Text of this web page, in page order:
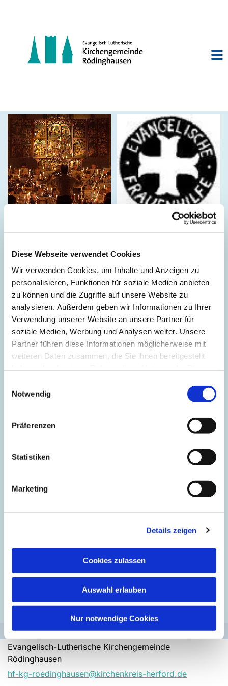
Diese Webseite verwendet Cookies
Wir verwenden Cookies, um Inhalte und Anzeigen zu
personalisieren, Funktionen für soziale Medien anbieten
zu können und die Zugriffe auf unsere Website zu
analysieren. Außerdem geben wir Informationen zu Ihrer
Verwendung unserer Website an unsere Partner für
soziale Medien, Werbung und Analysen weiter. Unsere
Partner führen diese Informationen möglicherweise mit
weiteren Daten zusammen, die Sie ihnen bereitgestellt
Notwendig
Präferenzen
Statistiken
Marketing
Details zeigen
Cookies zulassen
Auswahl erlauben
Nur notwendige Cookies
Arbeitsgruppen,
Gesprächskreise, Chöre
Arbeitsgruppen, Gesprächskreise und Chöre vor -
Chöre, Kirchenmusik
in Rödinghausen und Bieren
SuchtkrankenhilfeRödinghausen
Förderverein Gemeindehaus Bieren
Förderverein Gemeindehaus Schwenningdorf
Evangelisch-Lutherische Kirchengemeinde
Rödinghausen
hf-kg-roedinghausen@kirchenkreis-herford.de